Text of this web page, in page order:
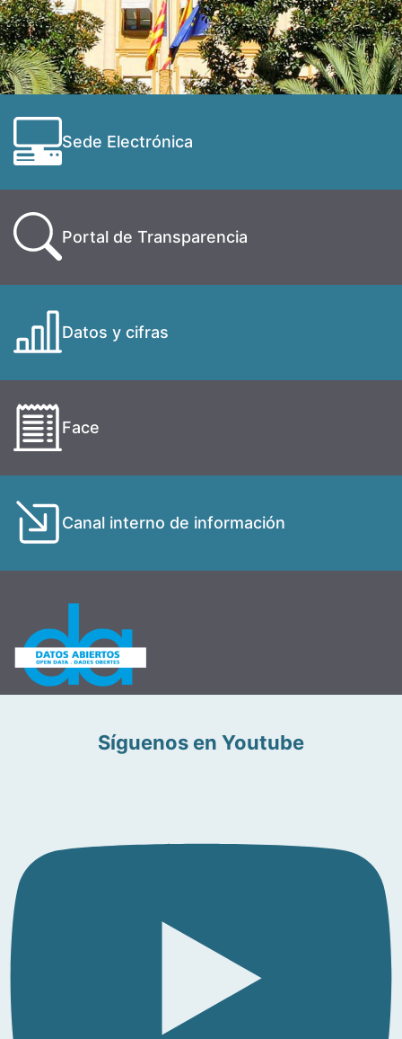
Sede Electrónica
Portal de Transparencia
Datos y cifras
Face
Canal interno de información
Síguenos en Youtube